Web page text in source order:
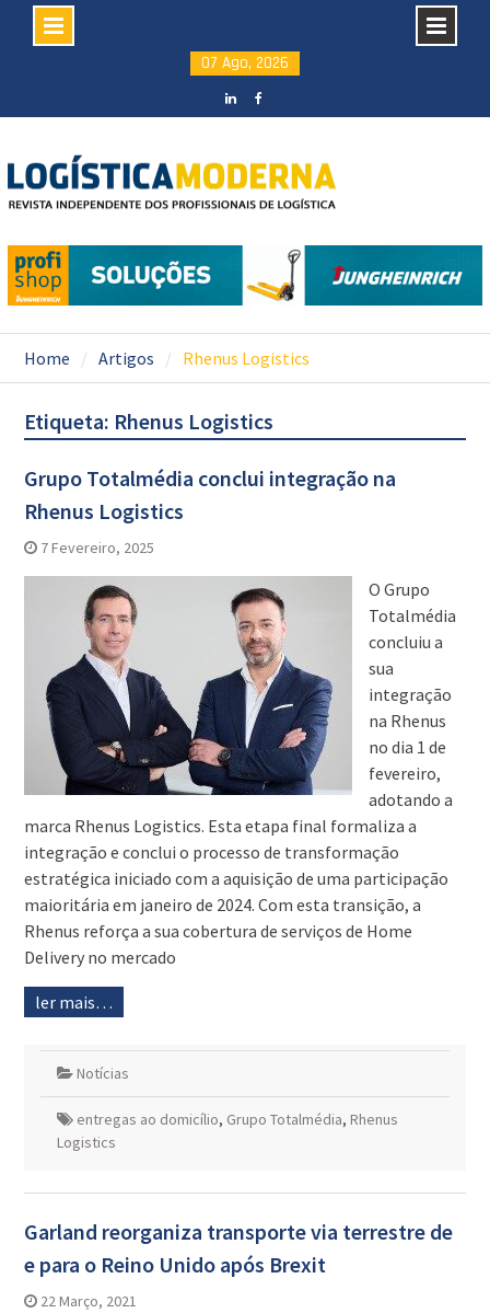
content
07 Ago, 2026
Home Artigos Rhenus Logistics
Etiqueta: Rhenus Logistics
Grupo Totalmédia conclui integração na
Rhenus Logistics
7 Fevereiro, 2025
O Grupo
Totalmédia
concluiu a
sua
integração
na Rhenus
no dia 1 de
fevereiro,
adotando a
marca Rhenus Logistics. Esta etapa final formaliza a
integração e conclui o processo de transformação
estratégica iniciado com a aquisição de uma participação
maioritária em janeiro de 2024. Com esta transição, a
Rhenus reforça a sua cobertura de serviços de Home
Delivery no mercado
ler mais…
Notícias
entregas ao domicílio, Grupo Totalmédia, Rhenus
Logistics
Garland reorganiza transporte via terrestre de
e para o Reino Unido após Brexit
22 Março, 2021